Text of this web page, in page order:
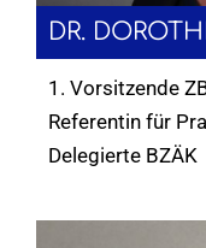
DR.
1. Vorsitzende
Referentin für
Delegierte BZÄK